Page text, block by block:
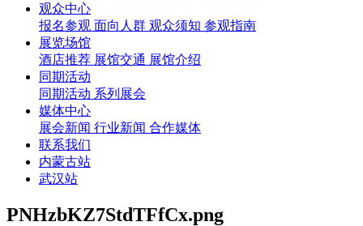
观众中心
报名参观 面向人群 观众须知 参观指南
展览场馆
酒店推荐 展馆交通 展馆介绍
同期活动
同期活动 系列展会
媒体中心
展会新闻 行业新闻 合作媒体
联系我们
内蒙古站
武汉站
PNHzbKZ7StdTFfCx.png